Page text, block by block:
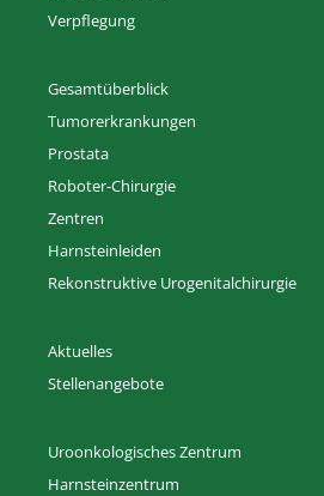
Verpflegung
Gesamtüberblick
Tumorerkrankungen
Prostata
Roboter-Chirurgie
Zentren
Harnsteinleiden
Rekonstruktive Urogenitalchirurgie
Aktuelles
Stellenangebote
Uroonkologisches Zentrum
Harnsteinzentrum